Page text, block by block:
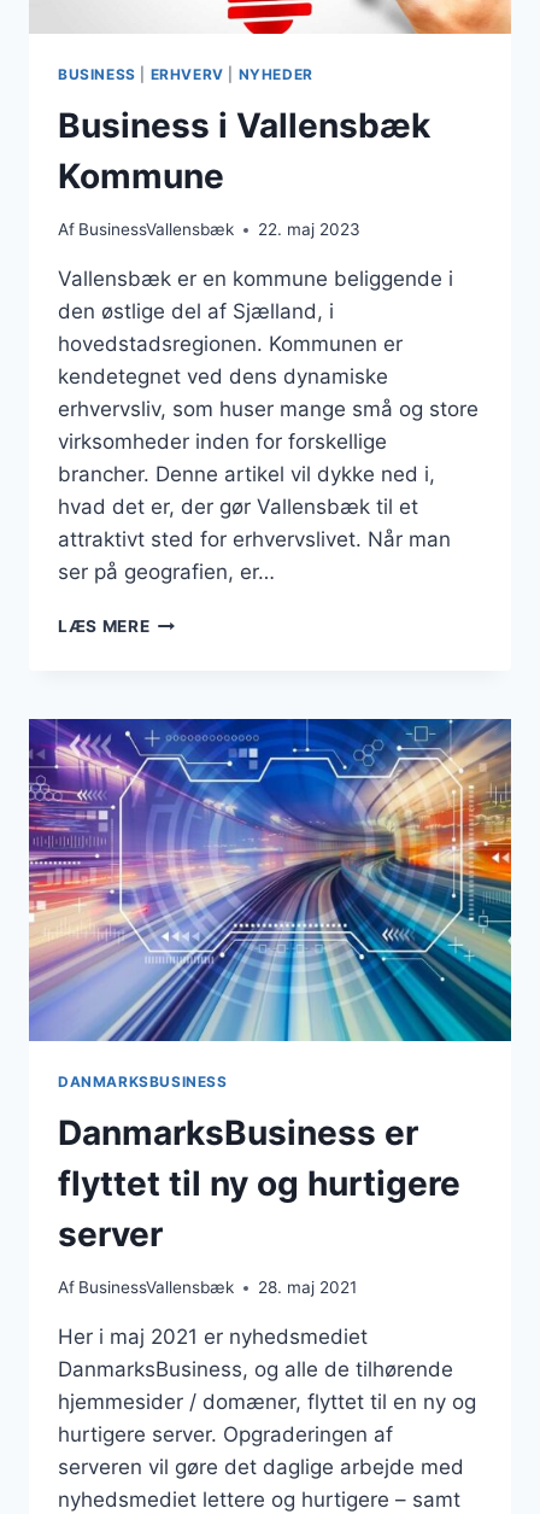
BUSINESS ERHVERV NYHEDER
Business i Vallensbæk
Kommune
Af BusinessVallensbæk 22. maj 2023
Vallensbæk er en kommune beliggende i
den østlige del af Sjælland, i
hovedstadsregionen. Kommunen er
kendetegnet ved dens dynamiske
erhvervsliv, som huser mange små og store
virksomheder inden for forskellige
brancher. Denne artikel vil dykke ned i,
hvad det er, der gør Vallensbæk til et
attraktivt sted for erhvervslivet. Når man
ser på geografien, er…
LÆS MEREBUSINESS
DANMARKSBUSINESS
DanmarksBusiness er
flyttet til ny og hurtigere
server
Af BusinessVallensbæk 28. maj 2021
Her i maj 2021 er nyhedsmediet
DanmarksBusiness, og alle de tilhørende
hjemmesider / domæner, flyttet til en ny og
hurtigere server. Opgraderingen af
serveren vil gøre det daglige arbejde med
nyhedsmediet lettere og hurtigere – samt